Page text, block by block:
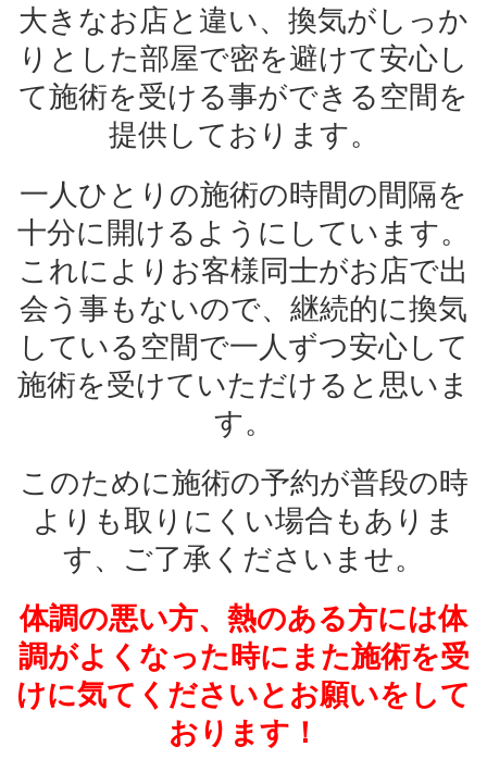
大きなお店と違い、換気がしっか
りとした部屋で密を避けて安心し
て施術を受ける事ができる空間を
提供しております。
一人ひとりの施術の時間の間隔を
十分に開けるようにしています。
これによりお客様同士がお店で出
会う事もないので、継続的に換気
している空間で一人ずつ安心して
施術を受けていただけると思いま
す。
このために施術の予約が普段の時
よりも取りにくい場合もありま
す、ご了承くださいませ。
体調の悪い方、熱のある方には体
調がよくなった時にまた施術を受
けに気てくださいとお願いをして
おります！